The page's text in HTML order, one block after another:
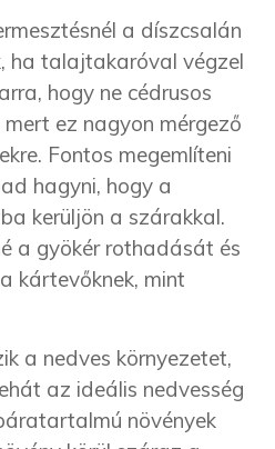
a díszcsalán
ha talajtakaróval végzel
hogy ne cédrusos
ez nagyon mérgező
Fontos megemlíteni
hagyni, hogy a
kerüljön a szárakkal.
a gyökér rothadását és
kártevőknek, mint
a nedves környezetet,
az ideális nedvesség
növények